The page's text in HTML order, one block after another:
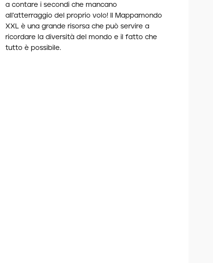
a contare i secondi che mancano
all'atterraggio del proprio volo! Il Mappamondo
XXL è una grande risorsa che può servire a
ricordare la diversità del mondo e il fatto che
tutto è possibile.